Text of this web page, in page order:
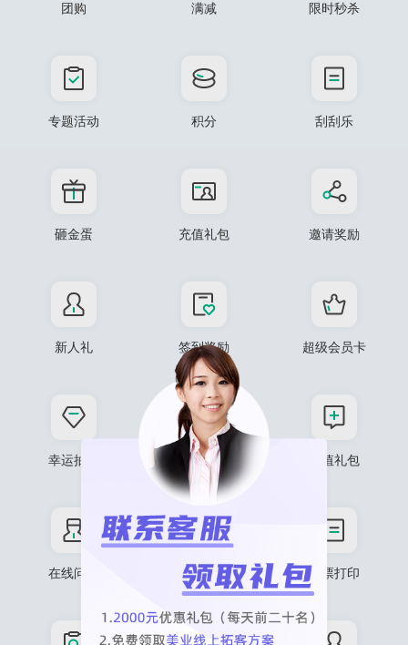
团购 满减 限时秒杀
专题活动 积分 刮刮乐
砸金蛋 充值礼包 邀请奖励
新人礼 签到奖励 超级会员卡
幸运抽奖 微信圈子 充值礼包
在线问诊 预售 小票打印